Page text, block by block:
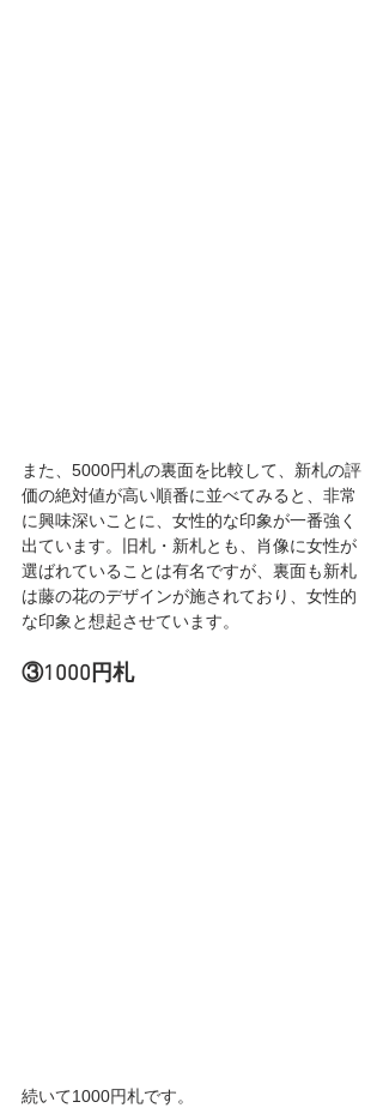
また、5000円札の裏面を比較して、新札の評
価の絶対値が高い順番に並べてみると、非常
に興味深いことに、女性的な印象が一番強く
出ています。旧札・新札とも、肖像に女性が
選ばれていることは有名ですが、裏面も新札
は藤の花のデザインが施されており、女性的
な印象と想起させています。
③1000円札
続いて1000円札です。